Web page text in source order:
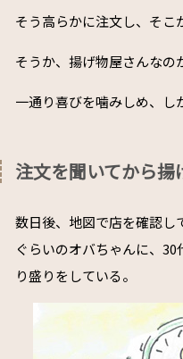
そう高らかに注文し、そこ
そうか、揚げ物屋さんなの
一通り喜びを噛みしめ、し
注文を聞いてから
数日後、地図で店を確認し
ぐらいのオバちゃんに、
り盛りをしている。